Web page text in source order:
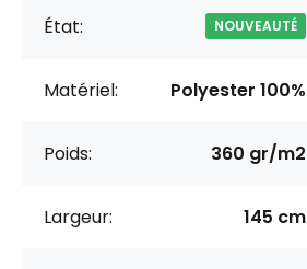
État: NOUVEAUTÉ
Matériel: Polyester 100%
Poids: 360 gr/m2
Largeur: 145 cm